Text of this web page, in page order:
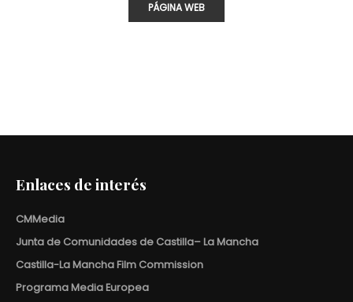
PÁGINA WEB
Enlaces de interés
CMMedia
Junta de Comunidades de Castilla– La Mancha
Castilla-La Mancha Film Commission
Programa Media Europea